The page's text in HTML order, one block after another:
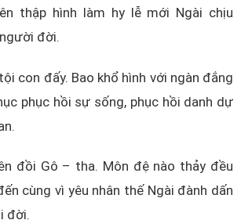
thập hình làm hy lễ mới Ngài chịu
đời.
con đấy. Bao khổ hình với ngàn đắng
phục hồi sự sống, phục hồi danh dự
đồi Gô – tha. Môn đệ nào thảy đều
cùng vì yêu nhân thế Ngài đành dấn
đời.